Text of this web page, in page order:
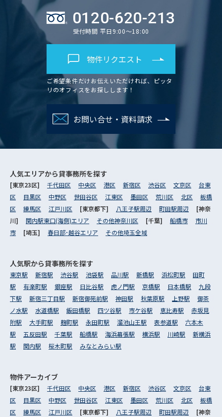
0120-620-213
受付時間 平日9:00～18:00
物件リクエスト
ご希望条件だけお伝えいただければ、ピッタ
リのオフィスをお探しします！
お問い合せ・資料請求
人気エリアから貸事務所を探す
[東京23区] 千代田区 中央区 港区 新宿区 渋谷区 文京区
台東
区
目黒区 中野区 世田谷区 江東区 墨田区 荒川区 北区
板橋
区
練馬区 江戸川区 [東京都下] 八王子駅周辺 町田駅周辺
[神奈
川] 関内駅東口(海側)エリア その他神奈川区 [千葉] 船橋市
市川
市
[埼玉] 春日部･越谷エリア その他埼玉全域
人気駅から貸事務所を探す
東京駅 新宿駅 渋谷駅 池袋駅 品川駅 新橋駅 浜松町駅
田町
駅
有楽町駅 銀座駅 日比谷駅 虎ノ門駅 京橋駅 日本橋駅
九段
下駅
新宿三丁目駅 新宿御苑前駅 神田駅 秋葉原駅 上野駅
御茶
ノ水駅
水道橋駅 飯田橋駅 四ツ谷駅 市ケ谷駅 恵比寿駅
赤坂見
附駅
大手町駅 麹町駅 永田町駅 溜池山王駅 表参道駅
六本木
駅
五反田駅 千葉駅 船橋駅 海浜幕張駅 横浜駅 川崎駅
新横浜
駅
関内駅 桜木町駅 みなとみらい駅
物件アーカイブ
[東京23区] 千代田区 中央区 港区 新宿区 渋谷区 文京区
台東
区
目黒区 中野区 世田谷区 江東区 墨田区 荒川区 北区
板橋
区
練馬区 江戸川区 [東京都下] 八王子駅周辺 町田駅周辺 [神奈